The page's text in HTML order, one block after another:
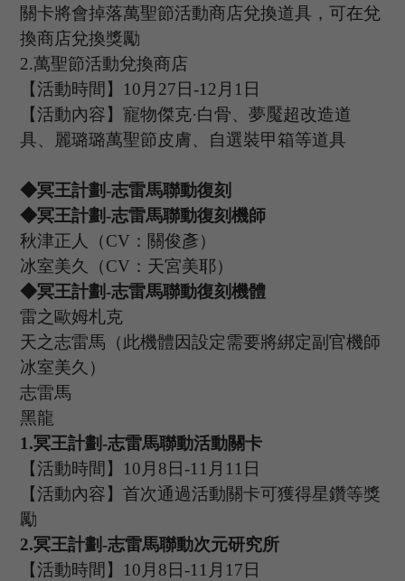
關卡將會掉落萬聖節活動商店兌換道具，可在兌
換商店兌換獎勵
2.萬聖節活動兌換商店
【活動時間】 10 月 27 日-12 月 1 日
【活動內容】寵物傑克·白骨、夢魘超改造道
具、麗璐璐萬聖節皮膚、自選裝甲箱等道具
◆冥王計劃-志雷馬聯動復刻
◆冥王計劃-志雷馬聯動復刻機師
秋津正人（CV：關俊彥）
冰室美久（CV：天宮美耶）
◆冥王計劃-志雷馬聯動復刻機體
雷之歐姆札克
天之志雷馬（此機體因設定需要將綁定副官機師
冰室美久）
志雷馬
黑龍
1.冥王計劃-志雷馬聯動活動關卡
【活動時間】 10 月 8 日-11 月 11 日
【活動內容】首次通過活動關卡可獲得星鑽等獎
勵
2.冥王計劃-志雷馬聯動次元研究所
【活動時間】 10 月 8 日-11 月 1 7 日